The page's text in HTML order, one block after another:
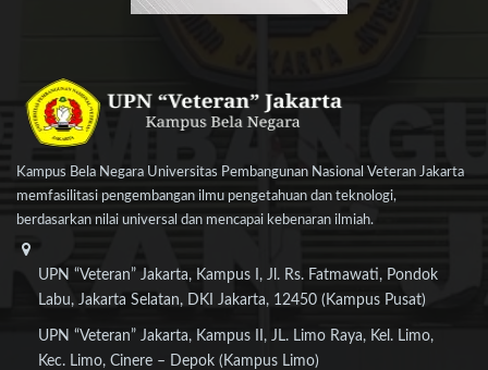
Kampus Bela Negara Universitas Pembangunan Nasional Veteran Jakarta
memfasilitasi pengembangan ilmu pengetahuan dan teknologi,
berdasarkan nilai universal dan mencapai kebenaran ilmiah.
UPN “Veteran” Jakarta, Kampus I, Jl. Rs. Fatmawati, Pondok
Labu, Jakarta Selatan, DKI Jakarta, 12450 (Kampus Pusat)
UPN “Veteran” Jakarta, Kampus II, JL. Limo Raya, Kel. Limo,
Kec. Limo, Cinere – Depok (Kampus Limo)